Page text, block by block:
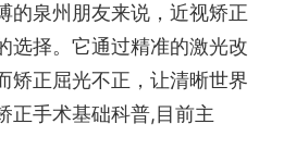
的泉州朋友来说，近视矫正
选择。它通过精准的激光改
矫正屈光不正，让清晰世界
正手术基础科普,目前主